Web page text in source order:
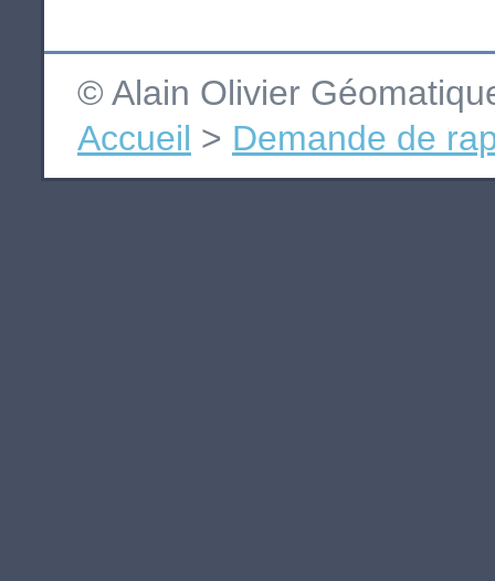
© Alain Olivier
Accueil > Demande de